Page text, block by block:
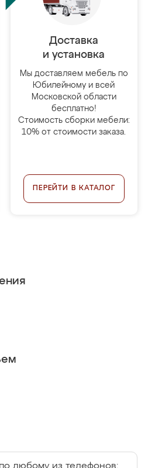
Доставка
и установка
Мы доставляем мебель по
Юбилейному и всей
Московской области
бесплатно!
Стоимость сборки мебели:
10% от стоимости заказа.
ПЕРЕЙТИ В КАТАЛОГ